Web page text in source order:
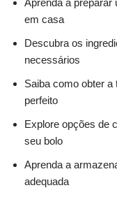
em casa
Descubra os
necessários
Saiba como obter a
perfeito
Explore opções de
seu bolo
Aprenda a
adequada